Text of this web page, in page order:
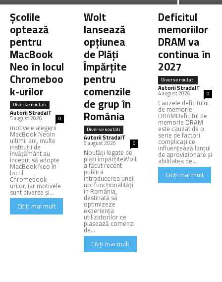
Școlile
optează
pentru
MacBook
Neo în locul
Chromeboo
k-urilor
Diverse noutati
Autorii StradaIT -
5 august 2026 0
motivele alegerii
MacBook NeoÎn
ultimii ani, multe
instituții de
învățământ au
început să adopte
MacBook Neo în
locul
Chromebook-
urilor, iar motivele
sunt diverse și...
Citiți mai mult
Wolt
lansează
opțiunea
de Plăți
Împărțite
pentru
comenzile
de grup în
România
Diverse noutati
Autorii StradaIT -
5 august 2026 0
Noutăți legate de
plăți împărțiteWolt
a făcut recent
publică
introducerea unei
noi funcționalități
în România,
destinată să
optimizeze
experiența
utilizatorilor ce
plasează comenzi
de...
Citiți mai mult
Deficitul
memoriilor
DRAM va
continua în
2027
Diverse noutati
Autorii StradaIT -
4 august 2026 0
Cauzele deficitului
de memorie
DRAMDeficitul de
memorie DRAM
este cauzat de o
serie de factori
complicați ce
influențează lanțul
de aprovizionare și
abilitatea de...
Citiți mai mult